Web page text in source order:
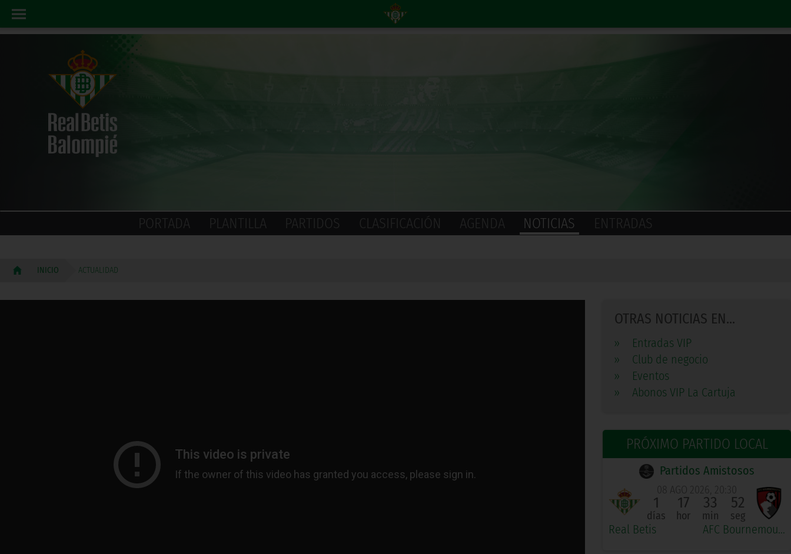
PORTADA PLANTILLA PARTIDOS CLASIFICACIÓN AGENDA NOTICIAS ENTRADAS
INICIO ACTUALIDAD
OTRAS NOTICIAS EN...
»
Entradas VIP
»
Club de negocio
»
Eventos
»
Abonos VIP La Cartuja
PRÓXIMO PARTIDO LOCAL
Partidos Amistosos
Real Betis
08 AGO 2026, 20:30
1
días
17
hor
33
min
51
seg
AFC Bournemouth